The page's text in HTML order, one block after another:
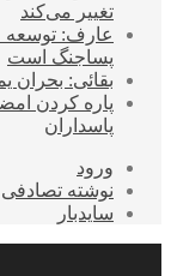
تغییر می‌کند
عارف: توسعه
پساجنگ است
بقائی: بحران
پاره کردن
پاسداران
ورود
نوشته تصادفی
سایدبار